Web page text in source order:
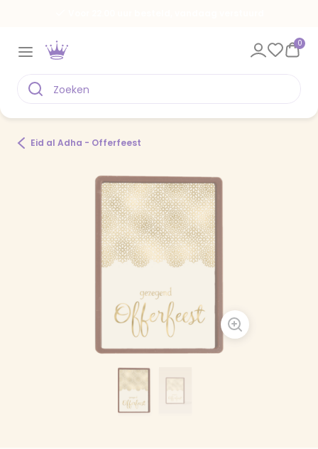
0
Eid al Adha - Offerfeest